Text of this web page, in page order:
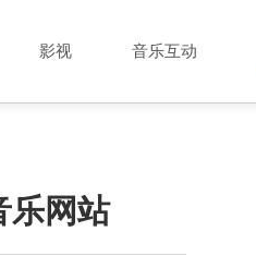
影视 音乐互动
乐网站